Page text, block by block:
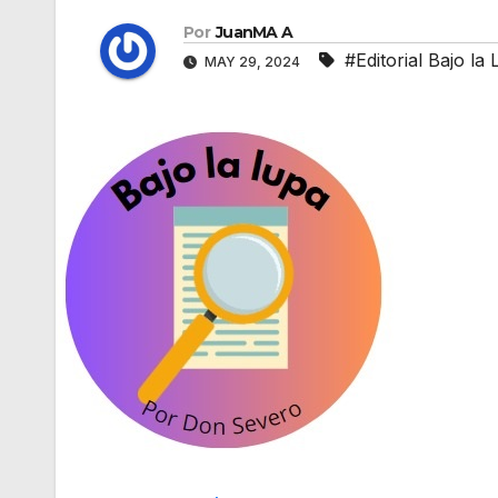
Por JuanMA A
MAY 29, 2024 #Editorial Bajo la